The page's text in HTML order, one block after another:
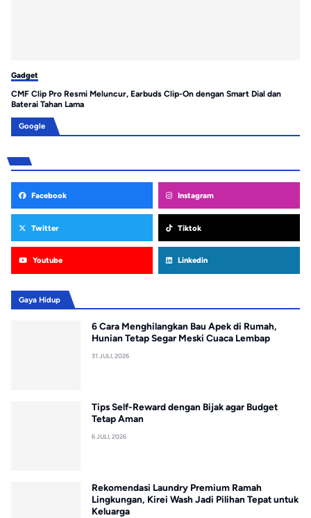
Gadget
CMF Clip Pro Resmi Meluncur, Earbuds Clip-On dengan Smart Dial dan
Baterai Tahan Lama
Google
Facebook Instagram
Twitter Tiktok
Youtube Linkedin
Gaya Hidup
6 Cara Menghilangkan Bau Apek di Rumah,
Hunian Tetap Segar Meski Cuaca Lembap
31 JULI, 2026
Tips Self-Reward dengan Bijak agar Budget
Tetap Aman
6 JULI, 2026
Rekomendasi Laundry Premium Ramah
Lingkungan, Kirei Wash Jadi Pilihan Tepat untuk
Keluarga